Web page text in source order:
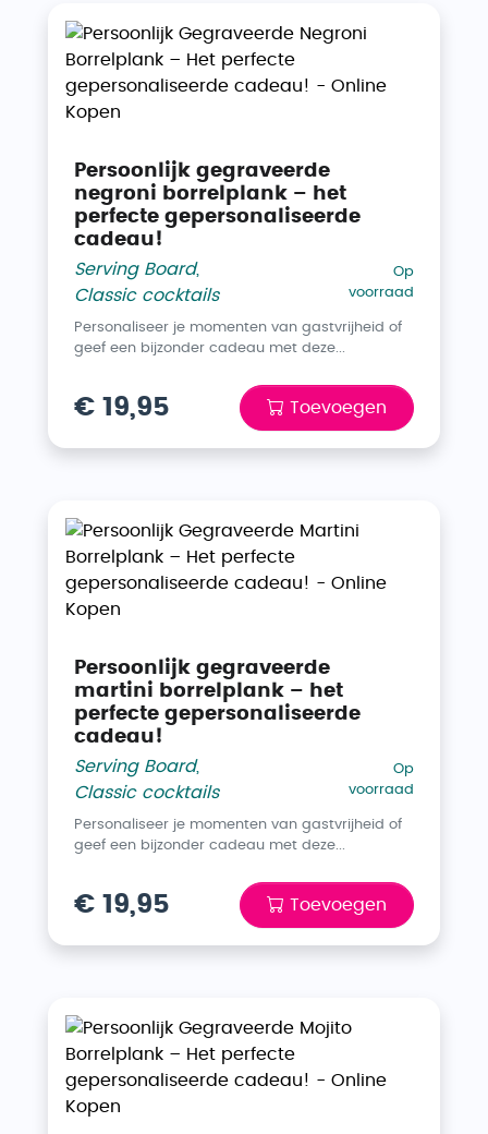
Persoonlijk gegraveerde
negroni borrelplank – het
perfecte gepersonaliseerde
cadeau!
Serving Board,
Classic cocktails
Op
voorraad
Personaliseer je momenten van gastvrijheid of
geef een bijzonder cadeau met deze...
€ 19,95 Toevoegen
Persoonlijk gegraveerde
martini borrelplank – het
perfecte gepersonaliseerde
cadeau!
Serving Board,
Classic cocktails
Op
voorraad
Personaliseer je momenten van gastvrijheid of
geef een bijzonder cadeau met deze...
€ 19,95 Toevoegen